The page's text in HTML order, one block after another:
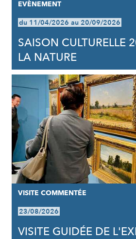
EVÈNEMENT
du 11/04/2026 au 20/09/2026
SAISON CULTURELLE
LA NATURE
VISITE COMMENTÉE
23/08/2026
VISITE GUIDÉE DE